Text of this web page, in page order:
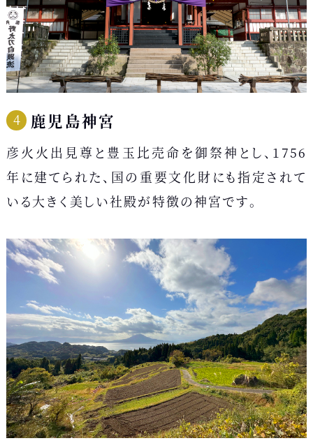
鹿児島神宮
彦火火出見尊と豊玉比売命を御祭神とし、1756
年に建てられた、国の重要文化財にも指定されて
いる大きく美しい社殿が特徴の神宮です。